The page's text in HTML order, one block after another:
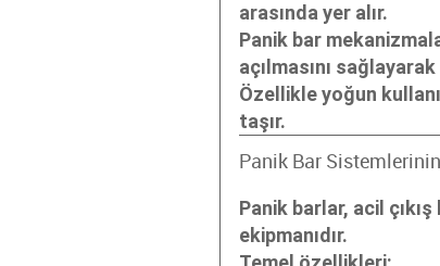
arasında yer alır.
Panik bar
açılmasını
Özellikle yoğun
taşır.
Panik Bar
Panik barlar, acil
ekipmanıdır.